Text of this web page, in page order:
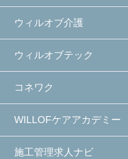
ウィルオブ介護
ウィルオブテック
コネワク
WILLOFケアアカデミー
施工管理求人ナビ